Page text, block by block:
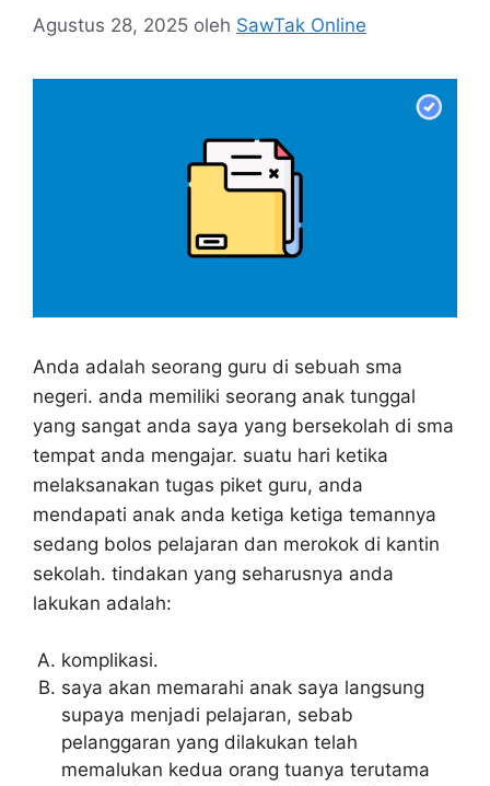
Agustus 28, 2025 oleh SawTak Online
Anda adalah seorang guru di sebuah sma
negeri. anda memiliki seorang anak tunggal
yang sangat anda saya yang bersekolah di sma
tempat anda mengajar. suatu hari ketika
melaksanakan tugas piket guru, anda
mendapati anak anda ketiga ketiga temannya
sedang bolos pelajaran dan merokok di kantin
sekolah. tindakan yang seharusnya anda
lakukan adalah:
komplikasi.
saya akan memarahi anak saya langsung
supaya menjadi pelajaran, sebab
pelanggaran yang dilakukan telah
memalukan kedua orang tuanya terutama